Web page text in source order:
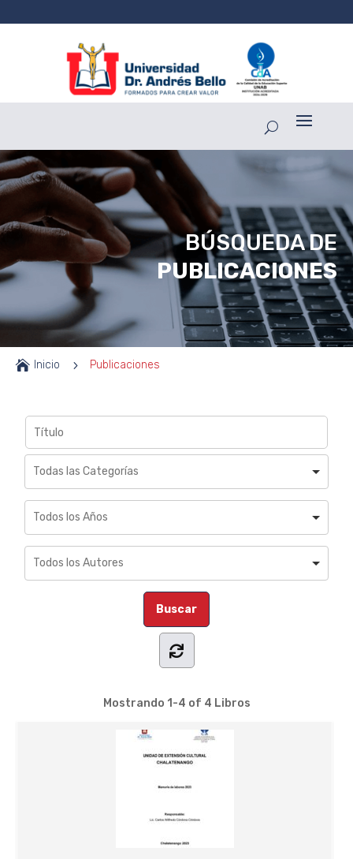
BÚSQUEDA DE
PUBLICACIONES
 Inicio 5 Publicaciones
Mostrando 1-4 of 4 Libros